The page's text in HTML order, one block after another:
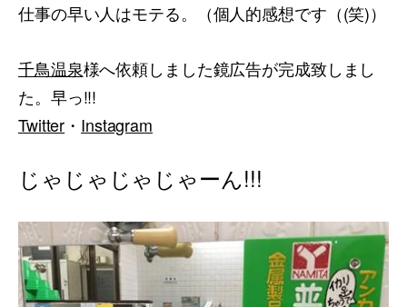
仕事の早い人はモテる。（個人的感想です（(笑)）
千鳥温泉様へ依頼しました鏡広告が完成致しまし
た。早っ!!!
Twitter ・ Instagram
じゃじゃじゃじゃーん!!!